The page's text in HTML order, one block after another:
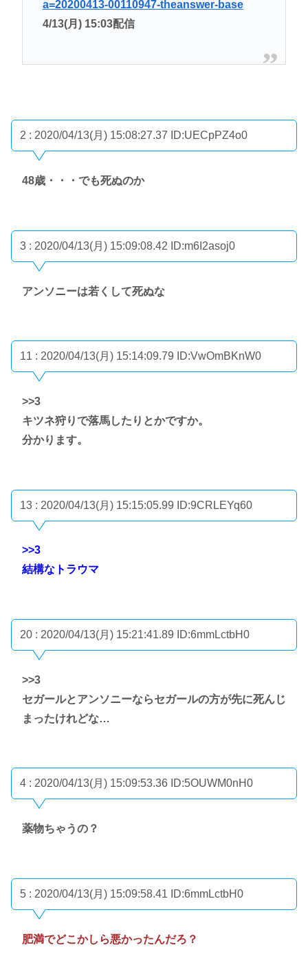
a=20200413-00110947-theanswer-base
4/13(月) 15:03配信
2 : 2020/04/13(月) 15:08:27.37 ID:UECpPZ4o0
48歳・・・でも死ぬのか
3 : 2020/04/13(月) 15:09:08.42 ID:m6I2asoj0
アンソニーは若くして死ぬな
11 : 2020/04/13(月) 15:14:09.79 ID:VwOmBKnW0
>>3
キツネ狩りで落馬したりとかですか。
分かります。
13 : 2020/04/13(月) 15:15:05.99 ID:9CRLEYq60
>>3
結構なトラウマ
20 : 2020/04/13(月) 15:21:41.89 ID:6mmLctbH0
>>3
セガールとアンソニーならセガールの方が先に死んじ
まったけれどな…
4 : 2020/04/13(月) 15:09:53.36 ID:5OUWM0nH0
薬物ちゃうの？
5 : 2020/04/13(月) 15:09:58.41 ID:6mmLctbH0
肥満でどこかしら悪かったんだろ？